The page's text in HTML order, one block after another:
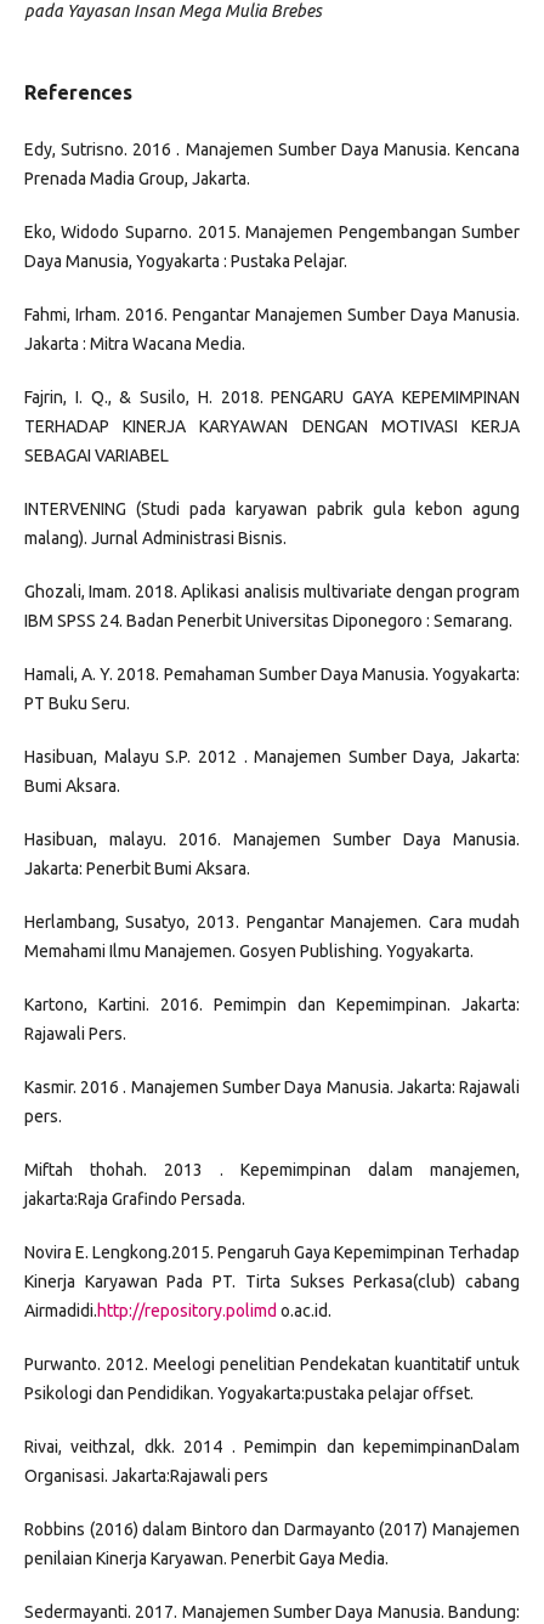
pada Yayasan Insan Mega Mulia Brebes
References
Edy, Sutrisno. 2016 . Manajemen Sumber Daya Manusia. Kencana
Prenada Madia Group, Jakarta.
Eko, Widodo Suparno. 2015. Manajemen Pengembangan Sumber
Daya Manusia, Yogyakarta : Pustaka Pelajar.
Fahmi, Irham. 2016. Pengantar Manajemen Sumber Daya Manusia.
Jakarta : Mitra Wacana Media.
Fajrin, I. Q., & Susilo, H. 2018. PENGARU GAYA KEPEMIMPINAN
TERHADAP KINERJA KARYAWAN DENGAN MOTIVASI KERJA
SEBAGAI VARIABEL
INTERVENING (Studi pada karyawan pabrik gula kebon agung
malang). Jurnal Administrasi Bisnis.
Ghozali, Imam. 2018. Aplikasi analisis multivariate dengan program
IBM SPSS 24. Badan Penerbit Universitas Diponegoro : Semarang.
Hamali, A. Y. 2018. Pemahaman Sumber Daya Manusia. Yogyakarta:
PT Buku Seru.
Hasibuan, Malayu S.P. 2012 . Manajemen Sumber Daya, Jakarta:
Bumi Aksara.
Hasibuan, malayu. 2016. Manajemen Sumber Daya Manusia.
Jakarta: Penerbit Bumi Aksara.
Herlambang, Susatyo, 2013. Pengantar Manajemen. Cara mudah
Memahami Ilmu Manajemen. Gosyen Publishing. Yogyakarta.
Kartono, Kartini. 2016. Pemimpin dan Kepemimpinan. Jakarta:
Rajawali Pers.
Kasmir. 2016 . Manajemen Sumber Daya Manusia. Jakarta: Rajawali
pers.
Miftah thohah. 2013 . Kepemimpinan dalam manajemen,
jakarta:Raja Grafindo Persada.
Novira E. Lengkong.2015. Pengaruh Gaya Kepemimpinan Terhadap
Kinerja Karyawan Pada PT. Tirta Sukses Perkasa(club) cabang
Airmadidi.http://repository.polimd o.ac.id.
Purwanto. 2012. Meelogi penelitian Pendekatan kuantitatif untuk
Psikologi dan Pendidikan. Yogyakarta:pustaka pelajar offset.
Rivai, veithzal, dkk. 2014 . Pemimpin dan kepemimpinanDalam
Organisasi. Jakarta:Rajawali pers
Robbins (2016) dalam Bintoro dan Darmayanto (2017) Manajemen
penilaian Kinerja Karyawan. Penerbit Gaya Media.
Sedermayanti. 2017. Manajemen Sumber Daya Manusia. Bandung: